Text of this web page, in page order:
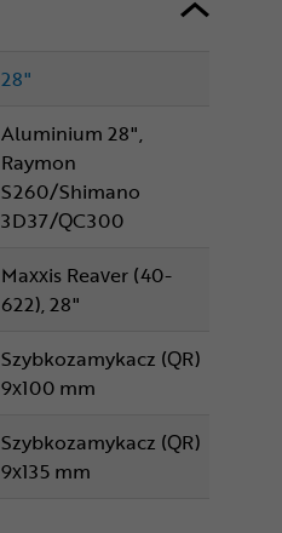
28"
Aluminium 28",
Raymon
S260/Shimano
3D37/QC300
Maxxis Reaver (40-
622), 28"
Szybkozamykacz (QR)
9x100 mm
Szybkozamykacz (QR)
9x135 mm